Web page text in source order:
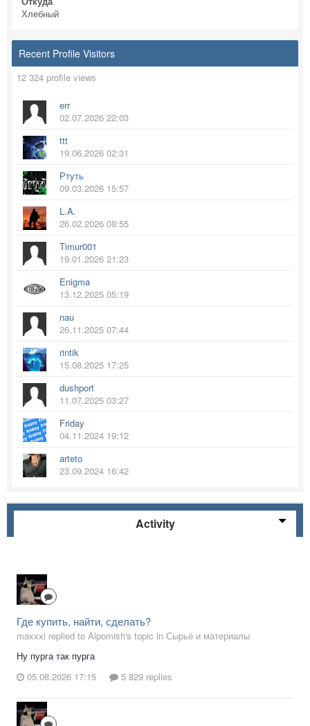
Хлебный
Recent Profile Visitors
12 324 profile views
err
02.07.2026 22:03
ttt
19.06.2026 02:31
Ртуть
09.03.2026 15:57
L.A.
26.02.2026 08:55
Timur001
19.01.2026 21:23
Enigma
13.12.2025 05:19
nau
26.11.2025 07:44
rintik
15.08.2025 17:25
dushport
11.07.2025 03:27
Friday
04.11.2024 19:12
arteto
23.09.2024 16:42
Activity
Где купить, найти, сделать?
maxxxi replied to Alpomish's topic in Сырьё и материалы
Ну пурга так пурга
05.08.2026 17:15
5 829 replies